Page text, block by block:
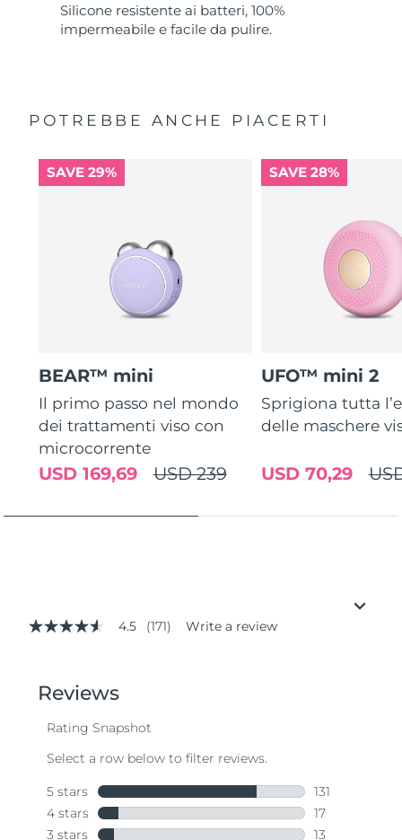
Silicone resistente ai batteri, 100%
impermeabile e facile da pulire.
POTREBBE ANCHE PIACERTI
SAVE 29%
BEAR™ mini
Il primo passo nel mondo
dei trattamenti viso con
microcorrente
USD 239
USD 169,69
SAVE 28%
UFO™ mini 2
Sprigiona tutta
delle maschere
USD 70,29
4.5
stars,
average
value.
171
Same
page
link.
4.5 (171) Write a review